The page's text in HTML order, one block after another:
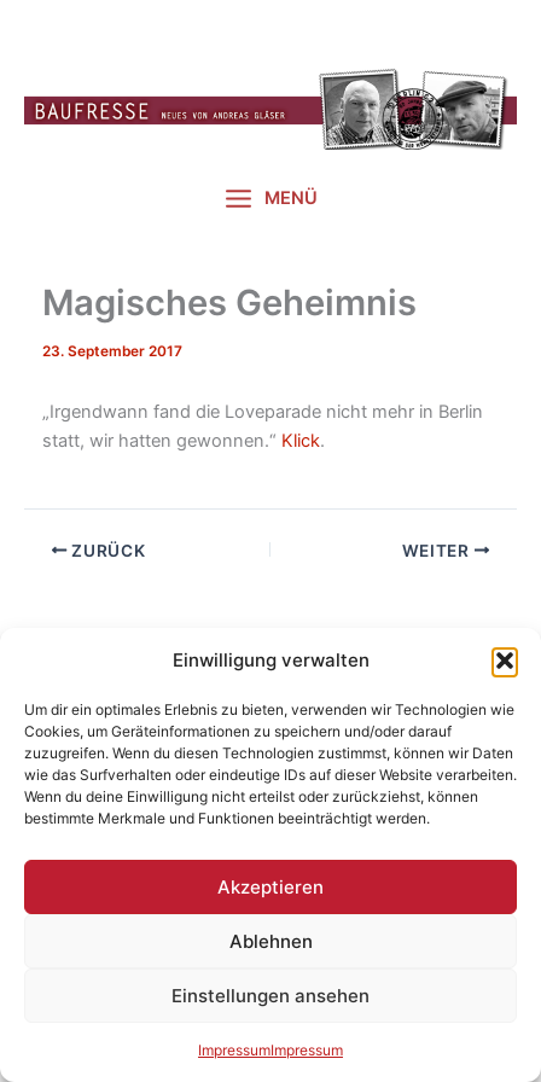
Einwilligung verwalten
Um dir ein optimales Erlebnis zu bieten, verwenden wir Technologien wie
Cookies, um Geräteinformationen zu speichern und/oder darauf
zuzugreifen. Wenn du diesen Technologien zustimmst, können wir Daten
wie das Surfverhalten oder eindeutige IDs auf dieser Website verarbeiten.
Wenn du deine Einwilligung nicht erteilst oder zurückziehst, können
bestimmte Merkmale und Funktionen beeinträchtigt werden.
Akzeptieren
Ablehnen
Einstellungen ansehen
ImpressumImpressum
MENÜ
Magisches Geheimnis
23. September 2017
„Irgendwann fand die Loveparade nicht mehr in Berlin
statt, wir hatten gewonnen.“ Klick.
ZURÜCK WEITER